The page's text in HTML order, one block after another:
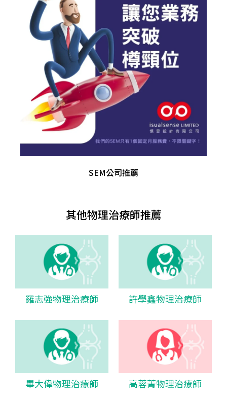
SEM公司推薦
其他物理治療師推薦
羅志強物理治療師 許學鑫物理治療師
畢大偉物理治療師 高蓉菁物理治療師